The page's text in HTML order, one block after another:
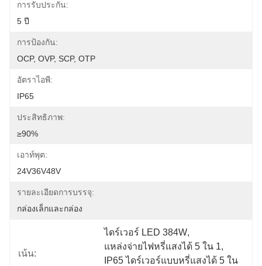
การรับประกัน:
5 ปี
การป้องกัน:
OCP, OVP, SCP, OTP
อัตราไอพี:
IP65
ประสิทธิภาพ:
≥90%
เอาท์พุต:
24V36V48V
รายละเอียดการบรรจุ:
กล่องเล็กและกล่อง
เน้น:
ไดร์เวอร์ LED 384W,
แหล่งจ่ายไฟหรี่แสงได้ 5 ใน 1,
IP65 ไดร์เวอร์แบบหรี่แสงได้ 5 ใน